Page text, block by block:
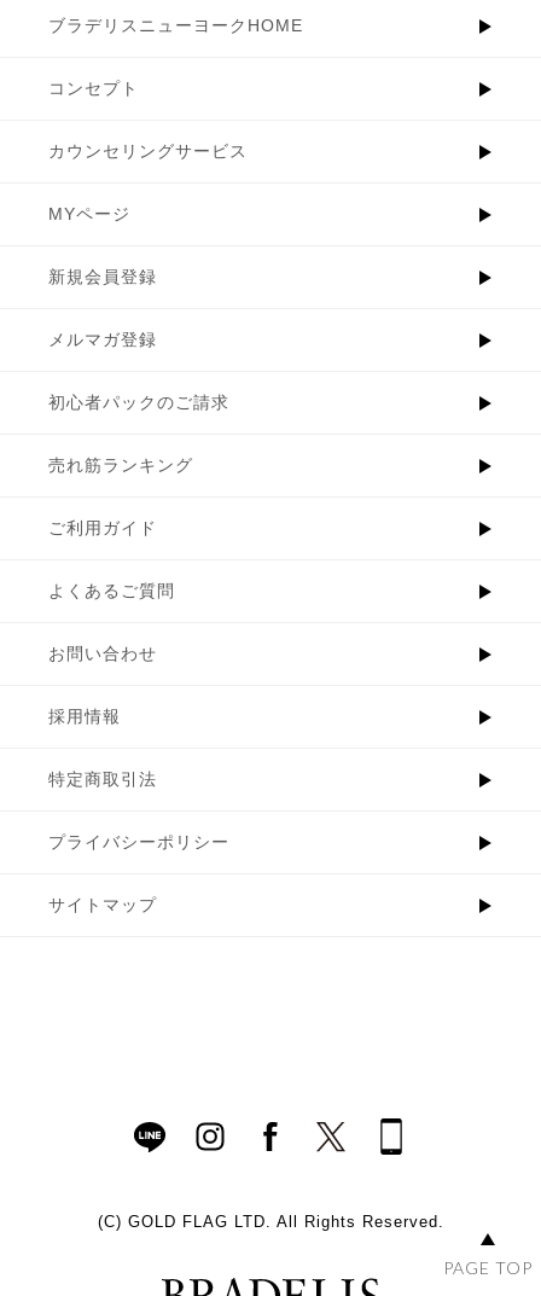
PAGE TOP
ブラデリスニューヨークHOME
コンセプト
カウンセリングサービス
MYページ
新規会員登録
メルマガ登録
初心者パックのご請求
売れ筋ランキング
ご利用ガイド
よくあるご質問
お問い合わせ
採用情報
特定商取引法
プライバシーポリシー
サイトマップ
(C) GOLD FLAG LTD. All Rights Reserved.